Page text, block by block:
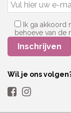
Ik ga akkoord
behoeve van de
Wil je ons